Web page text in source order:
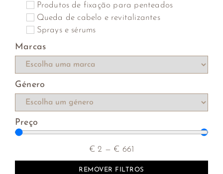
Produtos de fixação para penteados
Queda de cabelo e revitalizantes
Sprays e sérums
Casa
Aromaterapia
Cosmética
Lotes de fragrâncias e cosméticos
Vernizes
Outros artigos
Marcas
Género
Preço
€2 — € 661
REMOVER FILTROS